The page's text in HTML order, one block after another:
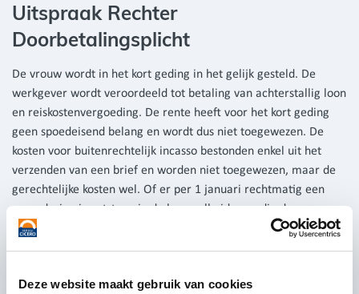
Deze website maakt gebruik van cookies
Uitspraak Rechter
Doorbetalingsplicht
De vrouw wordt in het kort geding in het gelijk gesteld. De
werkgever wordt veroordeeld tot betaling van achterstallig loon
en reiskostenvergoeding. De rente heeft voor het kort geding
geen spoedeisend belang en wordt dus niet toegewezen. De
kosten voor buitenrechtelijk incasso bestonden enkel uit het
verzenden van een brief en worden niet toegewezen, maar de
gerechtelijke kosten wel. Of er per 1 januari rechtmatig een
verandering is ontstaan in de hoeveelheid uren die de vrouw
nog werkt, wordt overgelaten aan de bodemprocedure.
doorbetalingsplicht